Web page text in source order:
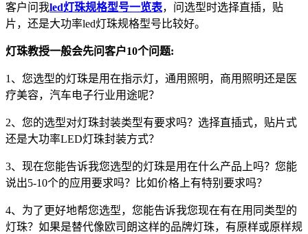
客户问我led灯珠规格型号一览表，问选型时选择直插，贴
片，还是大功率led灯珠规格型号比较好。
灯珠教授一般会先问客户10个问题:
1、您选型的灯珠是用在指示灯，通用照明，商用照明还是医
疗美容，汽车电子行业用途呢？
2、您的选型对灯珠封装类型有要求吗？选择直插式，贴片式
还是大功率LED灯珠封装方式？
3、现在您能告诉我您选型的灯珠是用在什么产品上吗？您能
说出5-10个的应用要求吗？比如价格上有特别要求吗？
4、为了更好地帮您选型，您能告诉我您现在有在用同类型的
灯珠？如果是替代像欧司朗这样的品牌灯珠，有原样或原样规